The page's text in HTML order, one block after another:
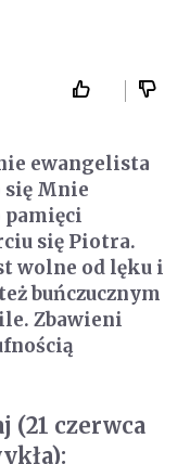
ewangelista
się Mnie
pamięci
się Piotra.
wolne od lęku i
buńczucznym
Zbawieni
(21 czerwca